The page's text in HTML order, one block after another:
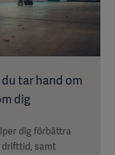
tar hand om
dig
dig förbättra
samt